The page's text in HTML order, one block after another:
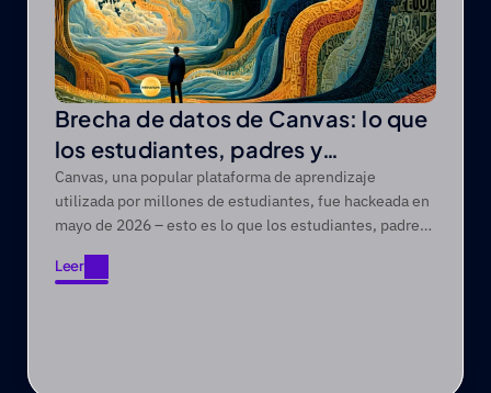
Brecha de datos de Canvas: lo que
los estudiantes, padres y
profesores deben saber
Canvas, una popular plataforma de aprendizaje
utilizada por millones de estudiantes, fue hackeada en
mayo de 2026 – esto es lo que los estudiantes, padres
Leer
Leer